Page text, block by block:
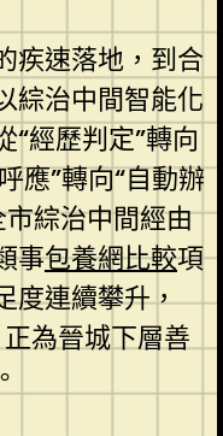
疾速落地，到合
綜治中間智能化
“經歷判定”轉向
應”轉向“自動辦
綜治中間經由
事包養網比較項
度連續攀升，
為晉城下層善